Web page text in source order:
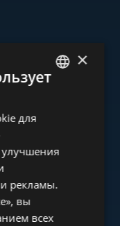
HUNGARIAN
ITALIAN
SPANISH
×
для
рекламы.
вы
всех